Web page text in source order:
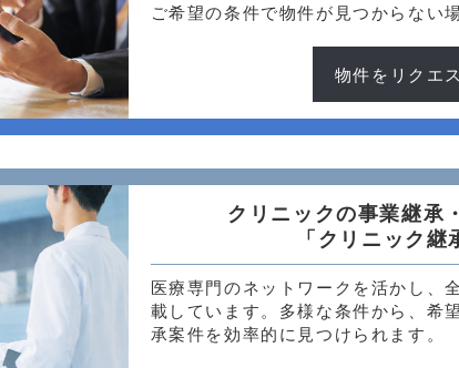
ご希望の条件で物件が見つからない
物件をリクエ
クリニックの事業継承
「クリニック継
医療専門のネットワークを活かし、
載しています。多様な条件から、希
承案件を効率的に見つけられます。